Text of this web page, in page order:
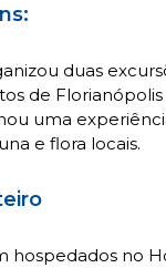
duas
de
uma
e flora locais.
hospedados no